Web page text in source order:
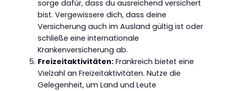
sorge dafür, dass du ausreichend versichert
bist. Vergewissere dich, dass deine
Versicherung auch im Ausland gültig ist oder
schließe eine internationale
Krankenversicherung ab.
Freizeitaktivitäten:Frankreich bietet eine
Vielzahl an Freizeitaktivitäten. Nutze die
Gelegenheit, um Land und Leute